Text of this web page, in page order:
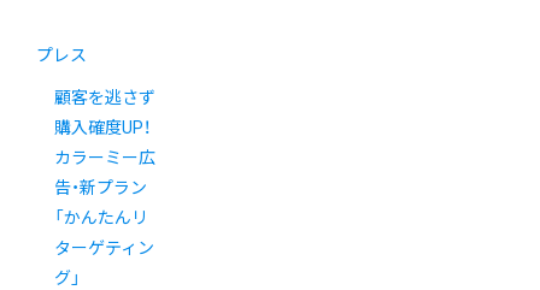
プレス
顧客を逃さず
購入確度UP！
カラーミー広
告・新プラン
「かんたんリ
ターゲティン
グ」